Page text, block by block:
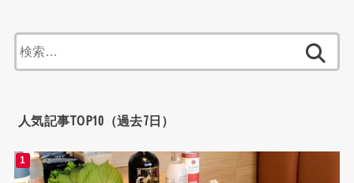
索:
人気記事TOP10（過去7日）